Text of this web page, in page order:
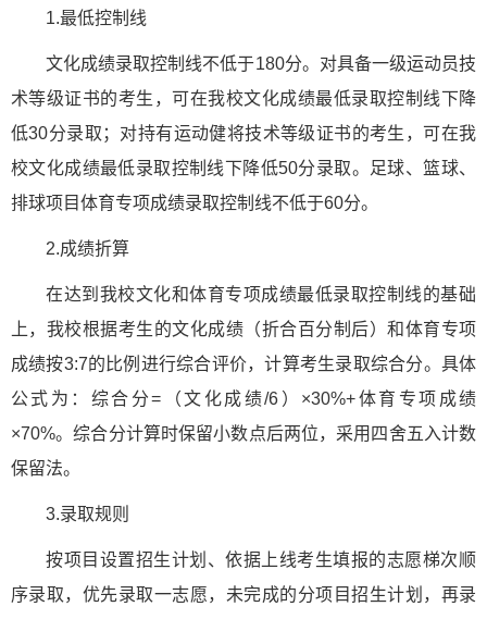
1.最低控制线
文化成绩录取控制线不低于180分。对具备一级运动员技
术等级证书的考生，可在我校文化成绩最低录取控制线下降
低30分录取；对持有运动健将技术等级证书的考生，可在我
校文化成绩最低录取控制线下降低50分录取。足球、篮球、
排球项目体育专项成绩录取控制线不低于60分。
2.成绩折算
在达到我校文化和体育专项成绩最低录取控制线的基础
上，我校根据考生的文化成绩（折合百分制后）和体育专项
成绩按3:7的比例进行综合评价，计算考生录取综合分。具体
公式为：综合分=（文化成绩/6）×30%+体育专项成绩
×70%。综合分计算时保留小数点后两位，采用四舍五入计数
保留法。
3.录取规则
按项目设置招生计划、依据上线考生填报的志愿梯次顺
序录取，优先录取一志愿，未完成的分项目招生计划，再录